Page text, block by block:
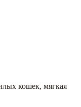
кошек, мягкая